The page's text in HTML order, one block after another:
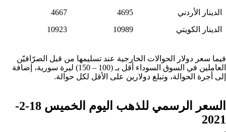
الدينار الأردني
4695
4667
الدينار الكويتي
10989
10923
فيما سعر دولار الحوالات الخارجية عند تسليمها من قبل الصرّافيّن
العاملين في السوق السوداء أقل بـ (100 – 150) ليرة سورية، إضافة
إلى أجرة الحوالة، وتبلغ دولارين على الأقل لكل حوالة.
السعر الرسمي للذهب اليوم الخميس 18-2-
2021